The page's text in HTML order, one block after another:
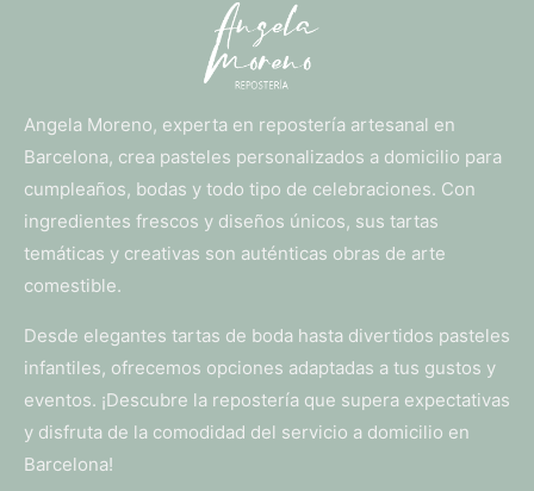
Angela Moreno, experta en repostería artesanal en
Barcelona, crea pasteles personalizados a domicilio para
cumpleaños, bodas y todo tipo de celebraciones. Con
ingredientes frescos y diseños únicos, sus tartas
temáticas y creativas son auténticas obras de arte
comestible.
Desde elegantes tartas de boda hasta divertidos pasteles
infantiles, ofrecemos opciones adaptadas a tus gustos y
eventos. ¡Descubre la repostería que supera expectativas
y disfruta de la comodidad del servicio a domicilio en
Barcelona!